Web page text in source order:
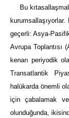
Bu
geçerli: Asya-
Avrupa Toplantısı
kenarı periyodik
Transatlantik
halükarda önemli
için çabalamak
olunduğunda,